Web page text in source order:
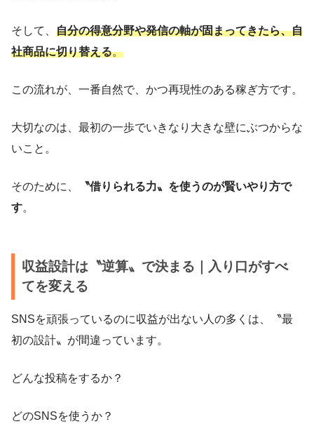
そして、 自分の得意分野や発信の軸が固まってきたら、自
社商品に切り替える。
この流れが、一番自然で、かつ再現性のある稼ぎ方です。
大切なのは、最初の一歩でいきなり大きな壁にぶつからな
いこと。
そのために、
〝借りられる力〟を使うのが賢いやり方で
す。
収益設計は〝逆算〟で決まる｜入り口がすべ
てを変える
SNSを頑張っているのに収益が出ない人の多くは、〝最
初の設計〟が間違っています。
どんな投稿をするか？
どのSNSを使うか？